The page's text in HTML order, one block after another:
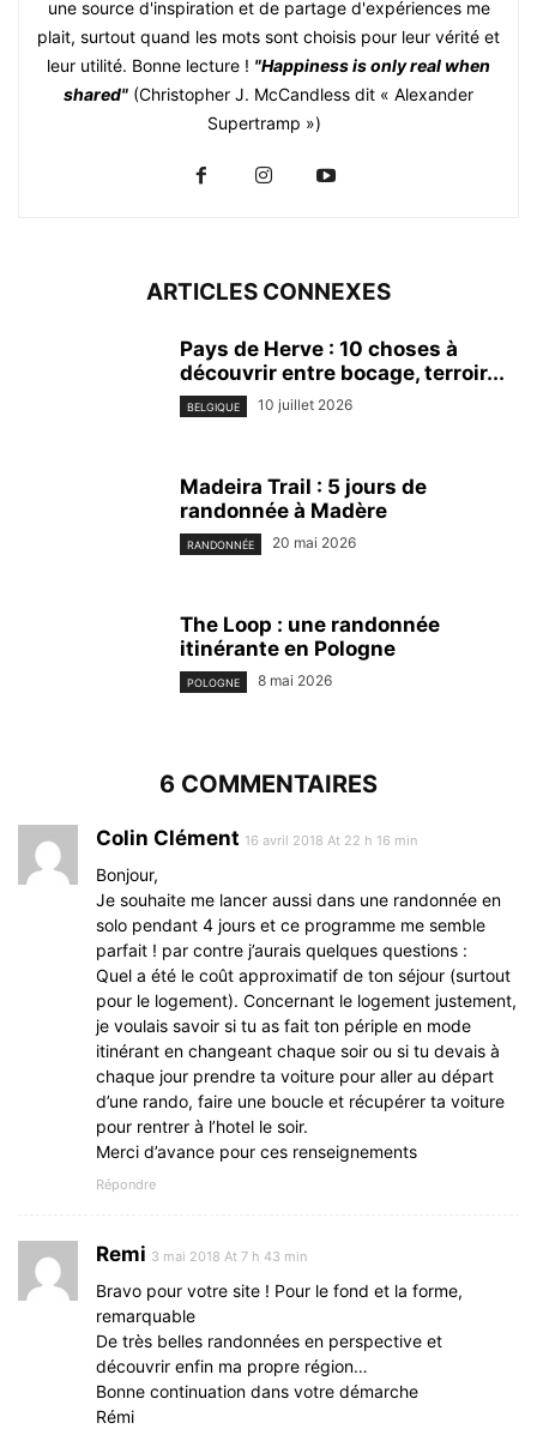
une source d'inspiration et de partage d'expériences me
plait, surtout quand les mots sont choisis pour leur vérité et
leur utilité. Bonne lecture ! "Happiness is only real when
shared" (Christopher J. McCandless dit « Alexander
Supertramp »)
ARTICLES CONNEXES
Pays de Herve : 10 choses à
découvrir entre bocage, terroir...
BELGIQUE 10 juillet 2026
Madeira Trail : 5 jours de
randonnée à Madère
RANDONNÉE 20 mai 2026
The Loop : une randonnée
itinérante en Pologne
POLOGNE 8 mai 2026
6 COMMENTAIRES
Colin Clément 16 avril 2018 At 22 h 16 min
Bonjour,
Je souhaite me lancer aussi dans une randonnée en
solo pendant 4 jours et ce programme me semble
parfait ! par contre j’aurais quelques questions :
Quel a été le coût approximatif de ton séjour (surtout
pour le logement). Concernant le logement justement,
je voulais savoir si tu as fait ton périple en mode
itinérant en changeant chaque soir ou si tu devais à
chaque jour prendre ta voiture pour aller au départ
d’une rando, faire une boucle et récupérer ta voiture
pour rentrer à l’hotel le soir.
Merci d’avance pour ces renseignements
Répondre
Remi 3 mai 2018 At 7 h 43 min
Bravo pour votre site ! Pour le fond et la forme,
remarquable
De très belles randonnées en perspective et
découvrir enfin ma propre région…
Bonne continuation dans votre démarche
Rémi